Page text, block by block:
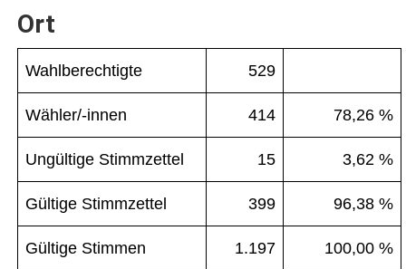
Ort
Wahlberechtigte 529
Wähler/-innen 414 78,26 %
Ungültige Stimmzettel 15 3,62 %
Gültige Stimmzettel 399 96,38 %
Gültige Stimmen 1.197 100,00 %